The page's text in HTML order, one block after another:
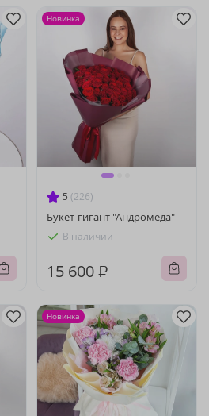
5 (226)
Букет-гигант "Андромеда"
В наличии
15 600 ₽
Новинка
Новинка